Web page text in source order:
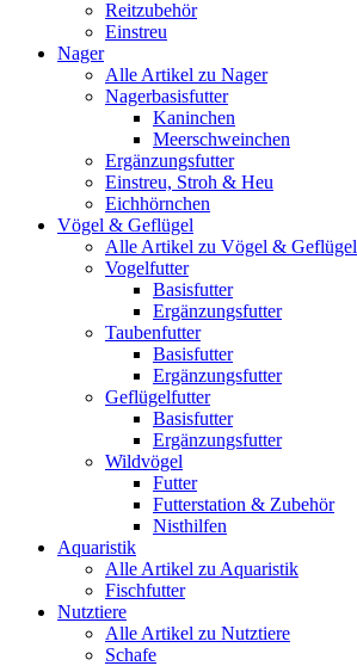
Reitzubehör
Einstreu
Nager
Alle Artikel zu Nager
Nagerbasisfutter
Kaninchen
Meerschweinchen
Ergänzungsfutter
Einstreu, Stroh & Heu
Eichhörnchen
Vögel & Geflügel
Alle Artikel zu Vögel & Geflügel
Vogelfutter
Basisfutter
Ergänzungsfutter
Taubenfutter
Basisfutter
Ergänzungsfutter
Geflügelfutter
Basisfutter
Ergänzungsfutter
Wildvögel
Futter
Futterstation & Zubehör
Nisthilfen
Aquaristik
Alle Artikel zu Aquaristik
Fischfutter
Nutztiere
Alle Artikel zu Nutztiere
Schafe